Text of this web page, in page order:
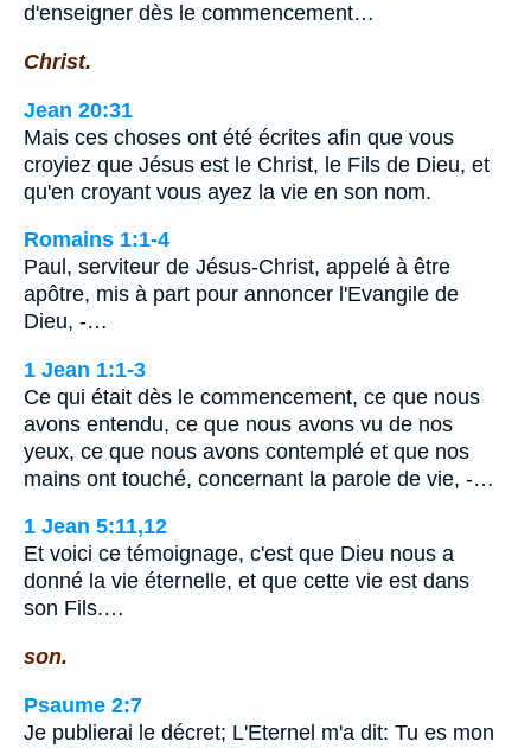
d'enseigner dès le commencement…
Christ.
Jean 20:31
Mais ces choses ont été écrites afin que vous
croyiez que Jésus est le Christ, le Fils de Dieu, et
qu'en croyant vous ayez la vie en son nom.
Romains 1:1-4
Paul, serviteur de Jésus-Christ, appelé à être
apôtre, mis à part pour annoncer l'Evangile de
Dieu, -…
1 Jean 1:1-3
Ce qui était dès le commencement, ce que nous
avons entendu, ce que nous avons vu de nos
yeux, ce que nous avons contemplé et que nos
mains ont touché, concernant la parole de vie, -…
1 Jean 5:11,12
Et voici ce témoignage, c'est que Dieu nous a
donné la vie éternelle, et que cette vie est dans
son Fils.…
son.
Psaume 2:7
Je publierai le décret; L'Eternel m'a dit: Tu es mon